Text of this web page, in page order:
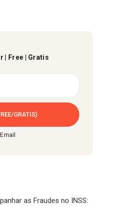
| Free | Gratis
Email
as Fraudes no INSS: